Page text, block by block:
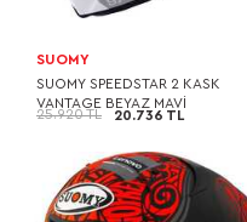
SUOMY
SUOMY SPEEDSTAR 2 KASK
VANTAGE BEYAZ MAVİ
25.920 TL 20.736 TL